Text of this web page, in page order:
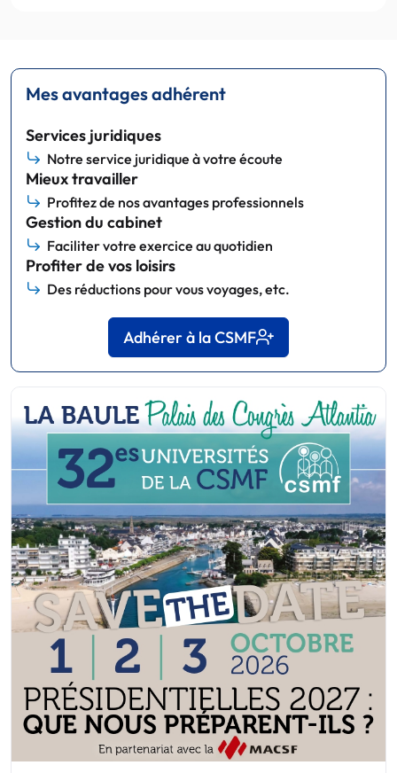
Mes avantages adhérent
Services juridiques
Notre service juridique à votre écoute
Mieux travailler
Profitez de nos avantages professionnels
Gestion du cabinet
Faciliter votre exercice au quotidien
Profiter de vos loisirs
Des réductions pour vous voyages, etc.
Adhérer à la CSMF